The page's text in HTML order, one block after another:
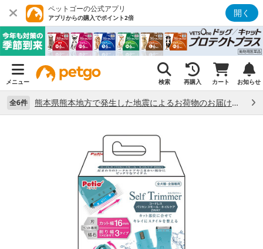
ペットゴーの公式アプリ
アプリからの購入でポイント2倍 開く
メニュー 検索 再購入 カート お知らせ
全6件 熊本県熊本地方で発生した地震によるお荷物のお届け状況について （7/28）